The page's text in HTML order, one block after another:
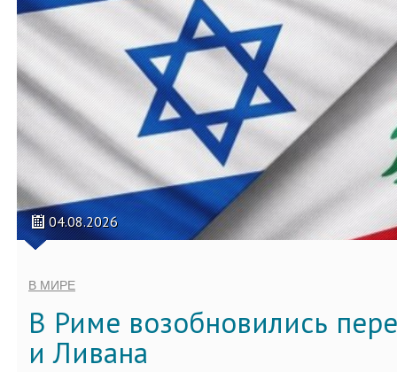
04.08.2026
В МИРЕ
В Риме возобновились
и Ливана